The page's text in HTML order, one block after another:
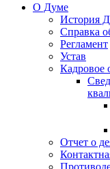
О Думе
История
Справка
Регламент
Устав
Кадровое
Отчет о